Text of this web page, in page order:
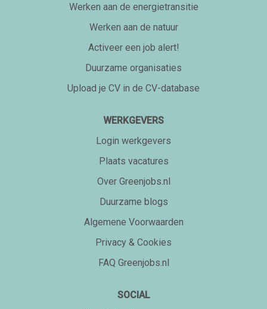
Werken aan de energietransitie
Werken aan de natuur
Activeer een job alert!
Duurzame organisaties
Upload je CV in de CV-database
WERKGEVERS
Login werkgevers
Plaats vacatures
Over Greenjobs.nl
Duurzame blogs
Algemene Voorwaarden
Privacy & Cookies
FAQ Greenjobs.nl
SOCIAL